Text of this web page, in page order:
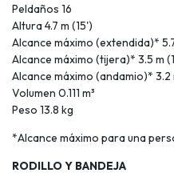
Peldaños 16
Altura 4.7 m (15')
Alcance máximo (extendida)*
Alcance máximo (tijera)* 3.5 m
Alcance máximo (andamio)* 3.2
Volumen 0.111 m³
Peso 13.8 kg
*Alcance máximo para una
RODILLO Y BANDEJA